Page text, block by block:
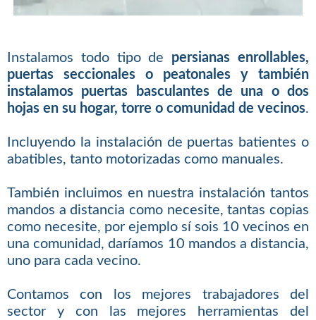
Instalamos todo tipo de persianas enrollables,
puertas seccionales o peatonales y también
instalamos puertas basculantes de una o dos
hojas en su hogar, torre o comunidad de vecinos.
Incluyendo la instalación de puertas batientes o
abatibles, tanto motorizadas como manuales.
También incluimos en nuestra instalación tantos
mandos a distancia como necesite, tantas copias
como necesite, por ejemplo sí sois 10 vecinos en
una comunidad, daríamos 10 mandos a distancia,
uno para cada vecino.
Contamos con los mejores trabajadores del
sector y con las mejores herramientas del